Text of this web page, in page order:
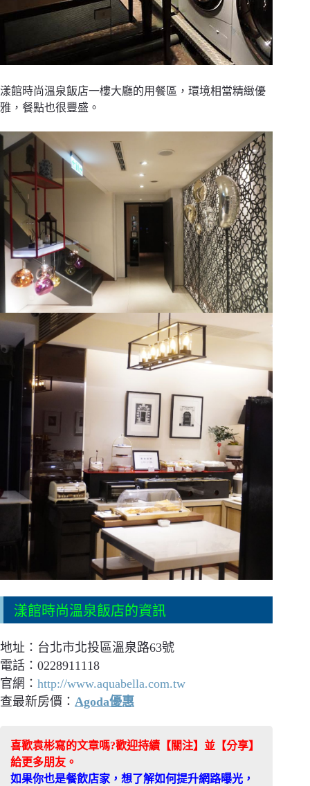
漾館時尚溫泉飯店一樓大廳的用餐區，環境相當精緻優
雅，餐點也很豐盛。
漾館時尚溫泉飯店的資訊
地址：台北市北投區溫泉路63號
電話：0228911118
官網： http://www.aquabella.com.tw
查最新房價： Agoda優惠
喜歡袁彬寫的文章嗎?歡迎持續【關注】並【分享】
給更多朋友。
如果你也是餐飲店家，想了解如何提升網路曝光，